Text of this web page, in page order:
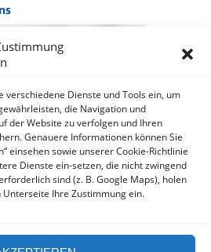
verschiedene Dienste und Tools ein, um
die Navigation und
der Website zu verfolgen und Ihren
Genauere Informationen können Sie
einsehen sowie unserer Cookie-Richtlinie
Dienste ein-setzen, die nicht zwingend
sind (z. B. Google Maps), holen
Ihre Zustimmung ein.
MAPS:
AKZEPTIEREN
Google Ireland Limited
dieses Dienstes
Daten an Google
außer¬dem ist es
dass Google Daten
auf Ihrem Gerät
privacy?